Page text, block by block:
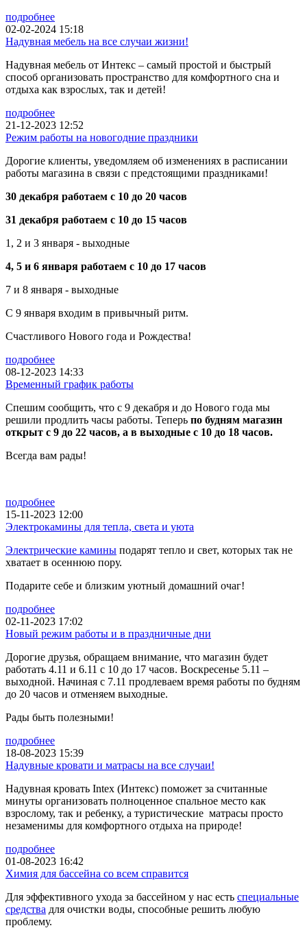
подробнее
02-02-2024 15:18
Надувная мебель на все случаи жизни!
Надувная мебель от Интекс – самый простой и быстрый
способ организовать пространство для комфортного сна и
отдыха как взрослых, так и детей!
подробнее
21-12-2023 12:52
Режим работы на новогодние праздники
Дорогие клиенты, уведомляем об изменениях в расписании
работы магазина в связи с предстоящими праздниками!
30 декабря работаем с 10 до 20 часов
31 декабря работаем с 10 до 15 часов
1, 2 и 3 января - выходные
4, 5 и 6 января работаем с 10 до 17 часов
7 и 8 января - выходные
С 9 января входим в привычный ритм.
Счастливого Нового года и Рождества!
подробнее
08-12-2023 14:33
Временный график работы
Спешим сообщить, что с 9 декабря и до Нового года мы
решили продлить часы работы. Теперь по будням магазин
открыт с 9 до 22 часов, а в выходные с 10 до 18 часов.
Всегда вам рады!
подробнее
15-11-2023 12:00
Электрокамины для тепла, света и уюта
Электрические камины подарят тепло и свет, которых так не
хватает в осеннюю пору.
Подарите себе и близким уютный домашний очаг!
подробнее
02-11-2023 17:02
Новый режим работы и в праздничные дни
Дорогие друзья, обращаем внимание, что магазин будет
работать 4.11 и 6.11 с 10 до 17 часов. Воскресенье 5.11 –
выходной. Начиная с 7.11 продлеваем время работы по будням
до 20 часов и отменяем выходные.
Рады быть полезными!
подробнее
18-08-2023 15:39
Надувные кровати и матрасы на все случаи!
Надувная кровать Intex (Интекс) поможет за считанные
минуты организовать полноценное спальное место как
взрослому, так и ребенку, а туристические матрасы просто
незаменимы для комфортного отдыха на природе!
подробнее
01-08-2023 16:42
Химия для бассейна со всем справится
Для эффективного ухода за бассейном у нас есть специальные
средства для очистки воды, способные решить любую
проблему.